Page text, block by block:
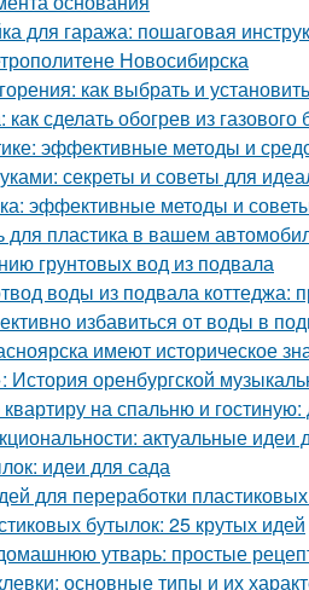
для гаража: пошаговая
Новосибирска
как выбрать и установить
сделать обогрев из газового
эффективные методы и
секреты и советы для
эффективные методы и
пластика в вашем
грунтовых вод из подвала
воды из подвала коттеджа:
избавиться от воды в
имеют историческое
оренбургской
на спальню и
актуальные идеи
идеи для сада
для переработки
бутылок: 25 крутых идей
утварь: простые
основные типы и их